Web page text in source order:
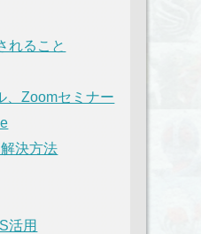
れること
、Zoomセミナー
決方法
活用